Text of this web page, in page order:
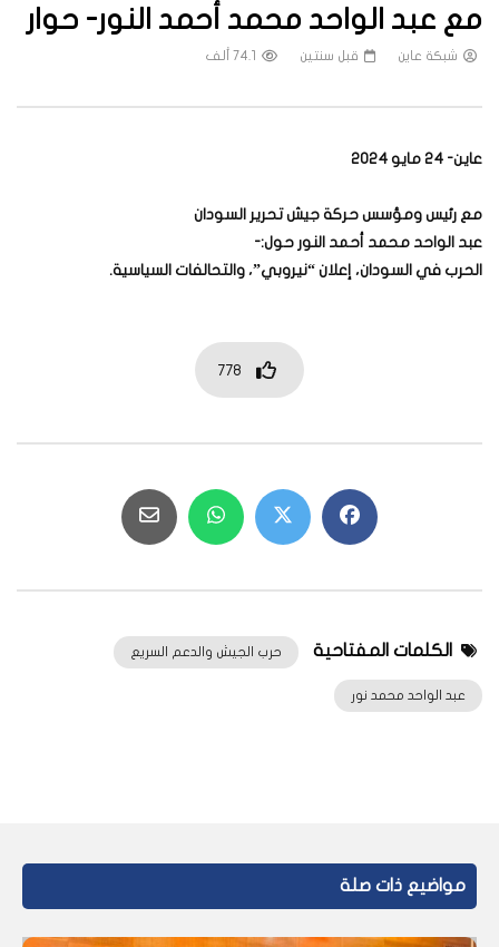
شاهد لاحقاً
تشظى النظام المصرفي في حرب السودان؟
مع عبد الواحد محمد أحمد النور- حوار
شبكة عاين قبل سنتين 74.1 ألف
عاين- 24 مايو 2024
مع رئيس ومؤسس حركة جيش تحرير السودان
عبد الواحد محمد أحمد النور حول:-
الحرب في السودان، إعلان “نيروبي”، والتحالفات السياسية.
778
الكلمات المفتاحية حرب الجيش والدعم السريع
عبد الواحد محمد نور
مواضيع ذات صلة